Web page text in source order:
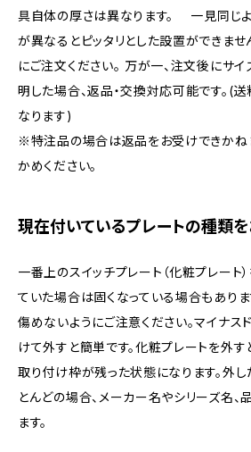
具自体の厚さは異なります。 一見同じよ
が異なるとピッタリとした設置ができませ
にご注文ください。 万が一、注文後にサ
明した場合、返品・交換対応可能です。(
なります)
※特注品の場合は返品をお受けできかね
かめください。
現在付いているプレートの種類を
一番上のスイッチプレート（化粧プレート
ていた場合は固くなっている場合もありま
傷めないようにご注意ください。マイナス
けて外すと簡単です。化粧プレートを外す
取り付け枠が残った状態になります。外し
とんどの場合、メーカー名やシリーズ名
ます。